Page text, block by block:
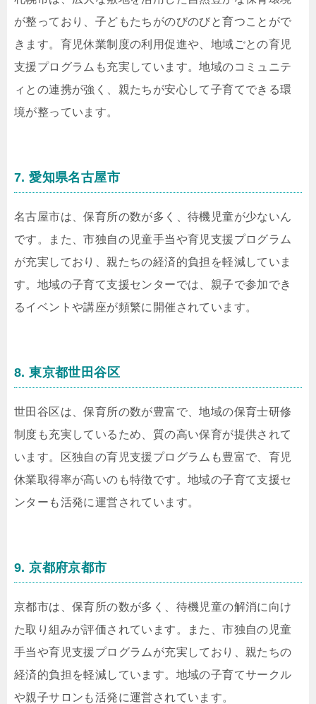
が整っており、子どもたちがのびのびと育つことがで
きます。育児休業制度の利用促進や、地域ごとの育児
支援プログラムも充実しています。地域のコミュニテ
ィとの連携が強く、親たちが安心して子育てできる環
境が整っています。
7. 愛知県名古屋市
名古屋市は、保育所の数が多く、待機児童が少ないん
です。また、市独自の児童手当や育児支援プログラム
が充実しており、親たちの経済的負担を軽減していま
す。地域の子育て支援センターでは、親子で参加でき
るイベントや講座が頻繁に開催されています。
8. 東京都世田谷区
世田谷区は、保育所の数が豊富で、地域の保育士研修
制度も充実しているため、質の高い保育が提供されて
います。区独自の育児支援プログラムも豊富で、育児
休業取得率が高いのも特徴です。地域の子育て支援セ
ンターも活発に運営されています。
9. 京都府京都市
京都市は、保育所の数が多く、待機児童の解消に向け
た取り組みが評価されています。また、市独自の児童
手当や育児支援プログラムが充実しており、親たちの
経済的負担を軽減しています。地域の子育てサークル
や親子サロンも活発に運営されています。